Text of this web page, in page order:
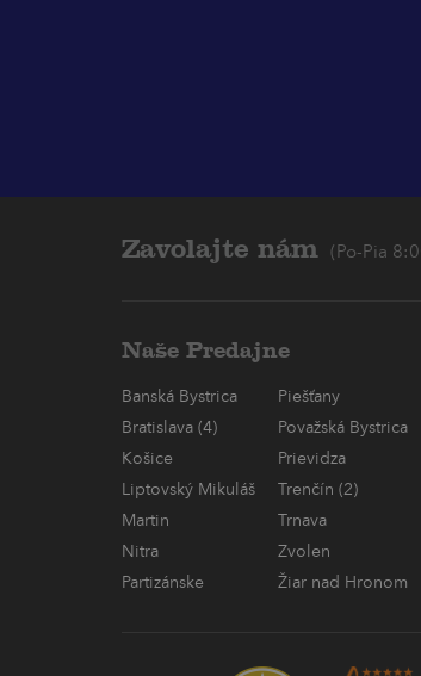
Zavolajte nám (Po-Pia
Naše Predajne
Banská Bystrica
Piešťany
Bratislava (4)
Považská Bystrica
Košice
Prievidza
Liptovský Mikuláš
Trenčín (2)
Martin
Trnava
Nitra
Zvolen
Partizánske
Žiar nad Hronom